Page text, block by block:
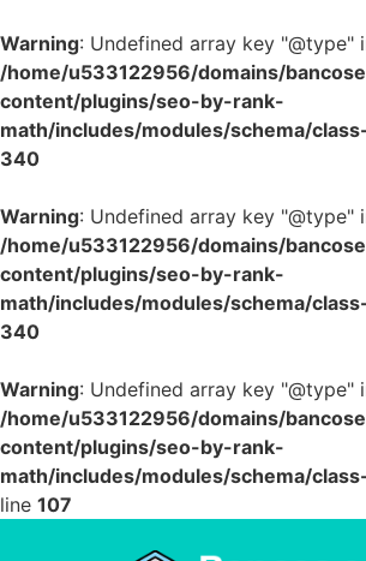
Warning: Undefined array key "@type"
/home/u533122956/domains/
content/plugins/seo-by-rank-
math/includes/modules/schema/
340
Warning: Undefined array key "@type"
/home/u533122956/domains/
content/plugins/seo-by-rank-
math/includes/modules/schema/
340
Warning: Undefined array key "@type"
/home/u533122956/domains/
content/plugins/seo-by-rank-
math/includes/modules/schema/
line 107